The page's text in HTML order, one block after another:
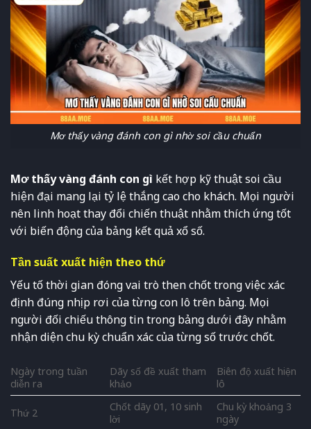
Mơ thấy vàng đánh con gì nhờ soi cầu chuẩn
Mơ thấy vàng đánh con gì kết hợp kỹ thuật soi cầu
hiện đại mang lại tỷ lệ thắng cao cho khách. Mọi người
nên linh hoạt thay đổi chiến thuật nhằm thích ứng tốt
với biến động của bảng kết quả xổ số.
Tần suất xuất hiện theo thứ
Yếu tố thời gian đóng vai trò then chốt trong việc xác
định đúng nhịp rơi của từng con lô trên bảng. Mọi
người đối chiếu thông tin trong bảng dưới đây nhằm
nhận diện chu kỳ chuẩn xác của từng số trước chốt.
Ngày trong tuần
diễn ra
Dãy số đề xuất tham
khảo
Biên độ xuất hiện
lô
Thứ 2
Chốt dãy 01, 10 sinh
lời
Chu kỳ khoảng 3
ngày